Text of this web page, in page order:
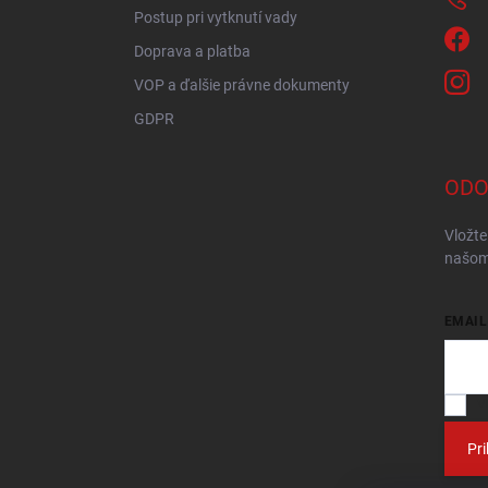
Postup pri vytknutí vady
Doprava a platba
VOP a ďalšie právne dokumenty
GDPR
EMAIL